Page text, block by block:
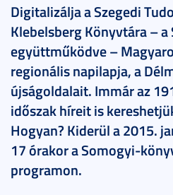
Digitalizálja a Szegedi
Klebelsberg Könyvtára –
együttműködve –
regionális napilapja, a
újságoldalait. Immár az
időszak híreit is
Hogyan? Kiderül a 2015.
17 órakor a Somogyi-
programon.